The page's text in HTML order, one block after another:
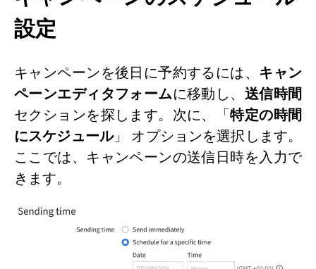
設定
キャンペーンを後日に予約するには、 キャン
ペーンエディタフォームに移動し、 送信時間
セクションを探します。次に、「特定の時間
にスケジュール」
オプションを選択します。
ここでは、キャンペーンの送信日時を入力で
きます。